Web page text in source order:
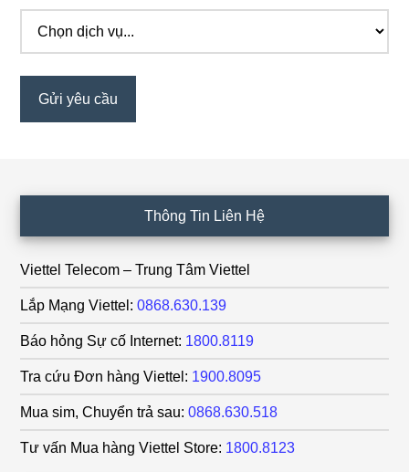
Thông Tin Liên Hệ
Viettel Telecom – Trung Tâm Viettel
Lắp Mạng Viettel: 0868.630.139
Báo hỏng Sự cố Internet: 1800.8119
Tra cứu Đơn hàng Viettel: 1900.8095
Mua sim, Chuyển trả sau: 0868.630.518
Tư vấn Mua hàng Viettel Store: 1800.8123